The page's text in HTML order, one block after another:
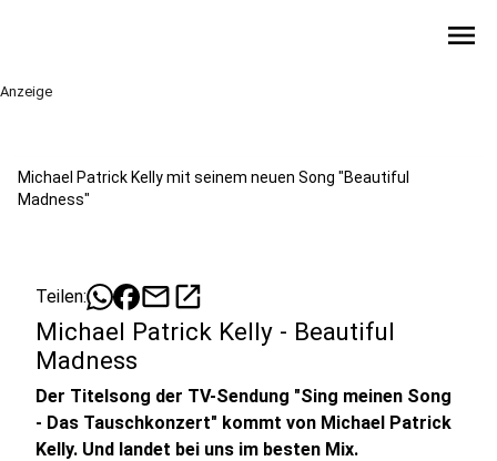
menu
Anzeige
Michael Patrick Kelly mit seinem neuen Song "Beautiful
Madness"
Teilen: mailopen_in_new
Michael Patrick Kelly - Beautiful
Madness
Der Titelsong der TV-Sendung "Sing meinen Song
- Das Tauschkonzert" kommt von Michael Patrick
Kelly. Und landet bei uns im besten Mix.